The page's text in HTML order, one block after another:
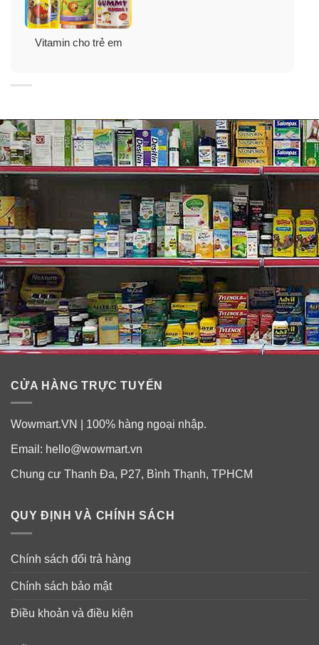
Siro trẻ em tăng cường hệ miễn dịch Nature’s Way
Organic Sambucus for Kids Elderberry Syrup được
chiết xuất từ cây cơm cháy với hàm lượng flavonoid tự
nhiên cao. Bởi vì nó được sản xuất với phương pháp
quả flavonoid tối đa.
Vitamin cho trẻ em
CỬA HÀNG TRỰC TUYẾN
Wowmart.VN | 100% hàng ngoại nhập.
Email: hello@wowmart.vn
Chung cư Thanh Đa, P27, Bình Thạnh, TPHCM
QUY ĐỊNH VÀ CHÍNH SÁCH
Chính sách đổi trả hàng
Chính sách bảo mật
Điều khoản và điều kiện